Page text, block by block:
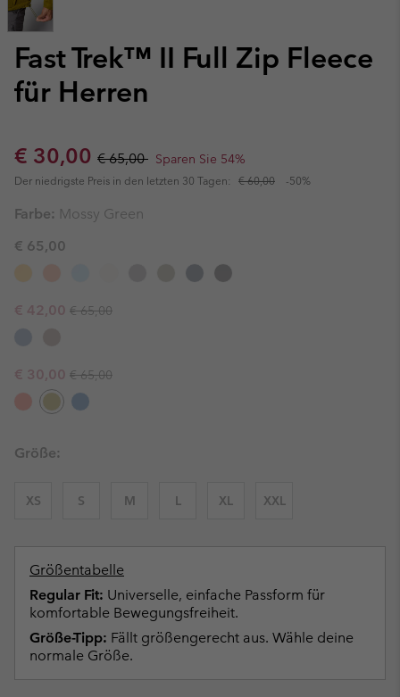
Fast Trek™ II Full Zip Fleece
für Herren
Sale price:
€ 30,00 Regular price:
€ 65,00 Sparen Sie 54%
Der niedrigste Preis in den letzten 30 Tagen: € 60,00 -50%
Farbe: Mossy Green
€ 65,00
Sale price:
€ 42,00 Regular price:
€ 65,00
Sale price:
€ 30,00 Regular price:
€ 65,00
Größe:
XS S M L XL XXL
Größentabelle
Regular Fit: Universelle, einfache Passform für
komfortable Bewegungsfreiheit.
Größe-Tipp: Fällt größengerecht aus. Wähle deine
normale Größe.